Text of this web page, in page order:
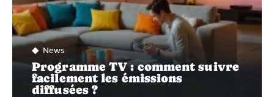
News
Programme TV : comment suivre
facilement les émissions
diffusées ?